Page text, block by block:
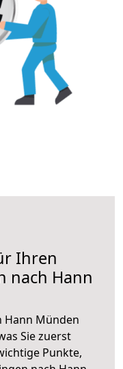
Ihren
nach Hann
Hann Münden
Sie zuerst
Punkte,